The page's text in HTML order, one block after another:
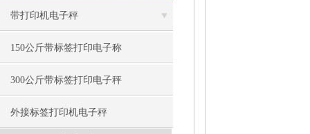
带打印机电子秤
150公斤带标签打印电子称
300公斤带标签打印电子秤
外接标签打印机电子秤